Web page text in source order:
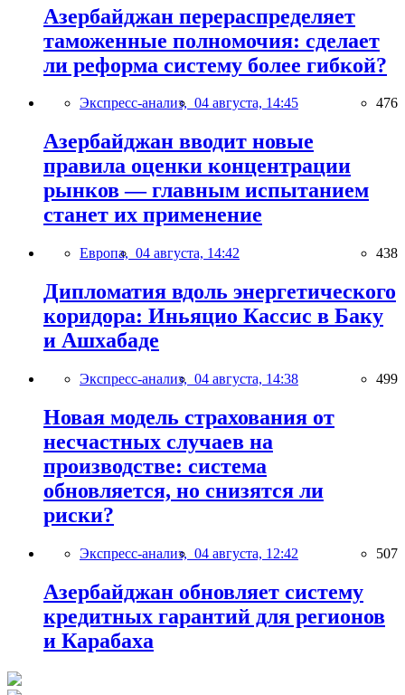
Азербайджан перераспределяет
таможенные полномочия: сделает
ли реформа систему более гибкой?
Экспресс-анализ, 04 августа, 14:45 476
Азербайджан вводит новые
правила оценки концентрации
рынков — главным испытанием
станет их применение
Европа, 04 августа, 14:42 438
Дипломатия вдоль энергетического
коридора: Иньяцио Кассис в Баку
и Ашхабаде
Экспресс-анализ, 04 августа, 14:38 499
Новая модель страхования от
несчастных случаев на
производстве: система
обновляется, но снизятся ли
риски?
Экспресс-анализ, 04 августа, 12:42 507
Азербайджан обновляет систему
кредитных гарантий для регионов
и Карабаха